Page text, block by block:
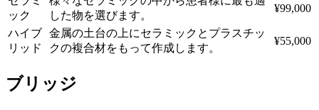
ック
した物を選びます。
¥99,000
ハイブ
リッド
金属の土台の上にセラミックとプラスチッ
クの複合材をもって作成します。
¥55,000
ブリッジ